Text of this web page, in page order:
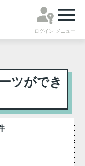
ログイン メニュー
ツができ